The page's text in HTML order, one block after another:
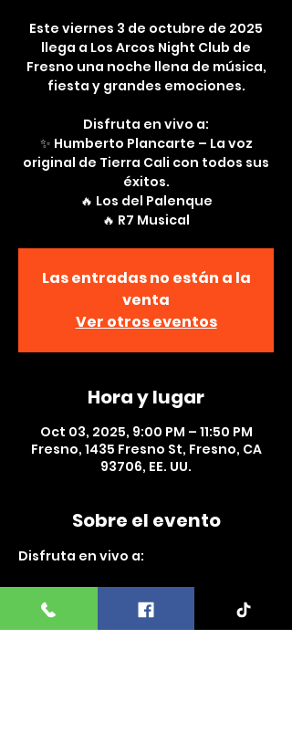
Este viernes 3 de octubre de 2025
llega a Los Arcos Night Club de
Fresno una noche llena de música,
fiesta y grandes emociones.
Disfruta en vivo a:
✨ Humberto Plancarte – La voz
original de Tierra Cali con todos sus
éxitos.
🔥 Los del Palenque
Las entradas no están a la
venta
Ver otros eventos
Hora y lugar
Oct 03, 2025, 9:00 PM – 11:50 PM
Fresno, 1435 Fresno St, Fresno, CA
93706, EE. UU.
Sobre el evento
Disfruta en vivo a:
original de Tierra Cali con todos sus
éxitos.